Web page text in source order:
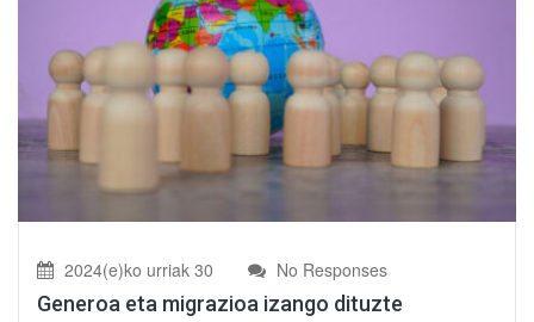
2024(e)ko urriak 30 No Responses
Generoa eta migrazioa izango dituzte